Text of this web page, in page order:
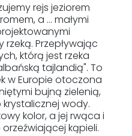
rejs jeziorem
a ... małymi
Przepływając
którą jest rzeka
tajlandią". To
w Europie otoczona
bujną zielenią,
wody.
kolor, a jej rwąca i
kąpieli.